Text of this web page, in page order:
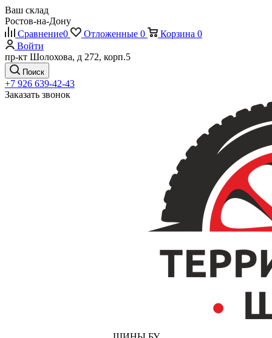
Ваш склад
Ростов-на-Дону
Сравнение0 Отложенные 0 Корзина 0
Войти
пр-кт Шолохова, д 272, корп.5
Поиск
+7 926 639-42-43
Заказать звонок